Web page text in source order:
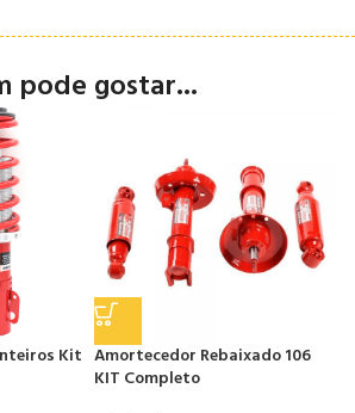
pode gostar...
Kit Amortecedor Rebaixado 106
KIT Completo